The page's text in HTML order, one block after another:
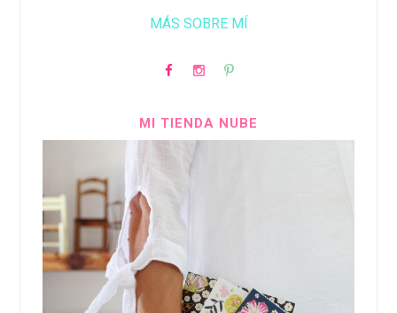
MÁS SOBRE MÍ
MI TIENDA NUBE